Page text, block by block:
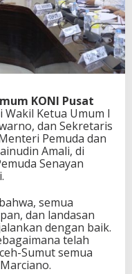
KONI Pusat
Wakil Ketua Umum I
dan Sekretaris
Pemuda dan
Amali, di
Senayan
semua
dan landasan
dengan baik.
telah
Sumut semua